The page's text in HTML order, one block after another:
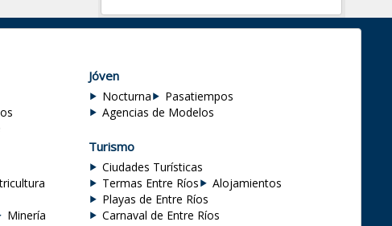
Minería
Jóven
Nocturna
Pasatiempos
Agencias de Modelos
Turismo
Ciudades Turísticas
Termas Entre Ríos
Alojamientos
Playas de Entre Ríos
Carnaval de Entre Ríos